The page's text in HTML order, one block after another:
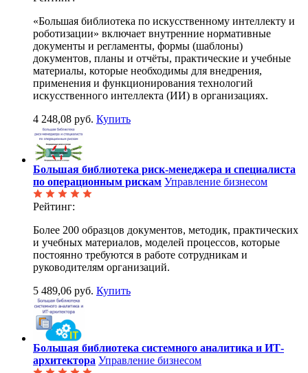
«Большая библиотека по искусственному интеллекту и
роботизации» включает внутренние нормативные
документы и регламенты, формы (шаблоны)
документов, планы и отчёты, практические и учебные
материалы, которые необходимы для внедрения,
применения и функционирования технологий
искусственного интеллекта (ИИ) в организациях.
4 248,08 руб. Купить
Большая библиотека риск-менеджера и специалиста
по операционным рискам Управление бизнесом
Рейтинг:
Более 200 образцов документов, методик, практических
и учебных материалов, моделей процессов, которые
постоянно требуются в работе сотрудникам и
руководителям организаций.
5 489,06 руб. Купить
Большая библиотека системного аналитика и ИТ-
архитектора Управление бизнесом